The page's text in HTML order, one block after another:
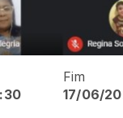
Fim
17/06/